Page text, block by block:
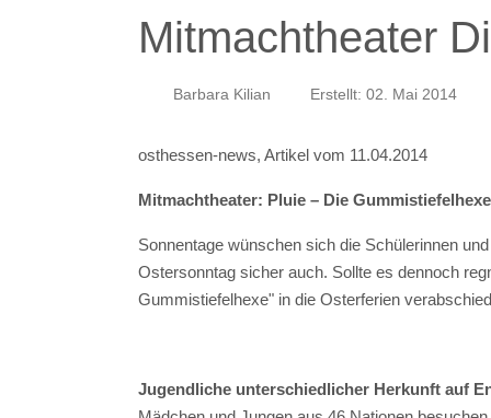
Mitmachtheater
Barbara Kilian Erstellt: 02. Mai 2014
osthessen-news, Artikel vom 11.04.2014
Mitmachtheater: Pluie – Die
Sonnentage wünschen sich die Schülerinnen
Ostersonntag sicher auch. Sollte es dennoch
Gummistiefelhexe" in die Osterferien
Jugendliche unterschiedlicher Herkunft auf